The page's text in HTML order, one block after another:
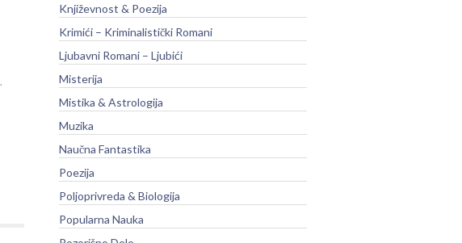
Književnost & Poezija
Krimići – Kriminalistički Romani
Ljubavni Romani – Ljubići
Misterija
Mistika & Astrologija
Muzika
Naučna Fantastika
Poezija
Poljoprivreda & Biologija
Popularna Nauka